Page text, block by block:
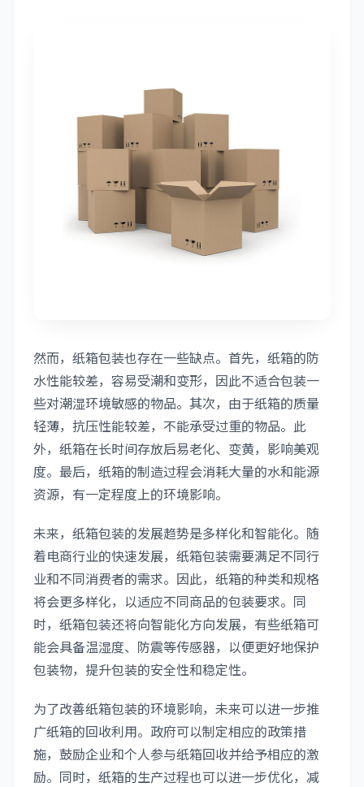
然而，纸箱包装也存在一些缺点。首先，纸箱的防
水性能较差，容易受潮和变形，因此不适合包装一
些对潮湿环境敏感的物品。其次，由于纸箱的质量
轻薄，抗压性能较差，不能承受过重的物品。此
外，纸箱在长时间存放后易老化、变黄，影响美观
度。最后，纸箱的制造过程会消耗大量的水和能源
资源，有一定程度上的环境影响。
未来，纸箱包装的发展趋势是多样化和智能化。随
着电商行业的快速发展，纸箱包装需要满足不同行
业和不同消费者的需求。因此，纸箱的种类和规格
将会更多样化，以适应不同商品的包装要求。同
时，纸箱包装还将向智能化方向发展，有些纸箱可
能会具备温湿度、防震等传感器，以便更好地保护
包装物，提升包装的安全性和稳定性。
为了改善纸箱包装的环境影响，未来可以进一步推
广纸箱的回收利用。政府可以制定相应的政策措
施，鼓励企业和个人参与纸箱回收并给予相应的激
励。同时，纸箱的生产过程也可以进一步优化，减